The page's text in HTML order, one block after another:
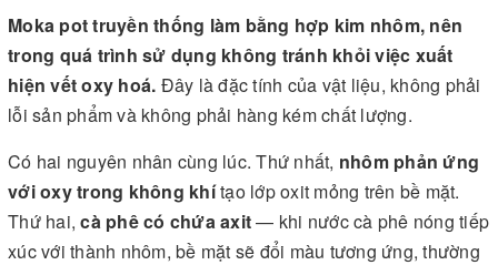
Moka pot truyền thống làm bằng hợp kim nhôm, nên
trong quá trình sử dụng không tránh khỏi việc xuất
hiện vết oxy hoá. Đây là đặc tính của vật liệu, không phải
lỗi sản phẩm và không phải hàng kém chất lượng.
Có hai nguyên nhân cùng lúc. Thứ nhất, nhôm phản ứng
với oxy trong không khítạo lớp oxit mỏng trên bề mặt.
Thứ hai,cà phê có chứa axit— khi nước cà phê nóng tiếp
xúc với thành nhôm, bề mặt sẽ đổi màu tương ứng, thường